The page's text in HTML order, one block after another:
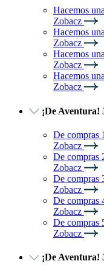
Hacemos
Zobacz
Hacemos
Zobacz
Hacemos
Zobacz
Hacemos
Zobacz
¡De Aventura!
De compras 1
Zobacz
De compras
Zobacz
De compras
Zobacz
De compras
Zobacz
De compras
Zobacz
¡De Aventura!